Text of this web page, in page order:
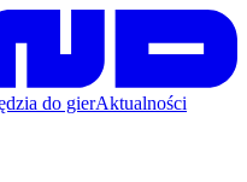
do gierAktualności